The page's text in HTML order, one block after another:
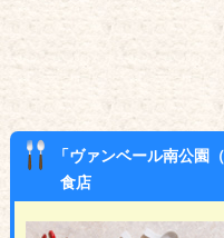
「ヴァンベール南公園
食店